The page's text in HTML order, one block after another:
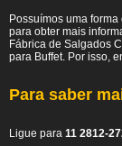
Possuímos uma
para obter mais
Fábrica de Salgados
para Buffet. Por isso,
Para saber
Ligue para 11 2812-